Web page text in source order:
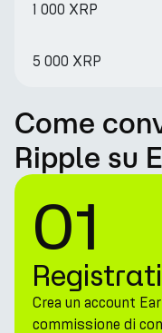
1 000 XRP
5 000 XRP
Come
Ripple su
01
Crea un account
commissione di